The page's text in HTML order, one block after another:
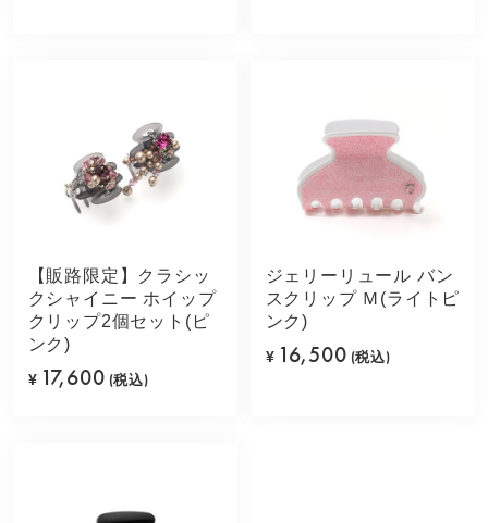
【販路限定】クラシッ
クシャイニー ホイップ
クリップ2個セット(ピ
ンク)
¥ 17,600 (税込)
ジェリーリュール バン
スクリップ Ｍ(ライトピ
ンク)
¥ 16,500 (税込)